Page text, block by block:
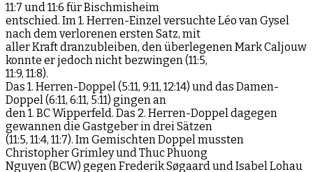
11:7 und 11:6 für Bischmisheim
entschied. Im 1. Herren-Einzel versuchte Léo van Gysel
nach dem verlorenen ersten Satz, mit
aller Kraft dranzubleiben, den überlegenen Mark Caljouw
konnte er jedoch nicht bezwingen (11:5,
11:9, 11:8).
Das 1. Herren-Doppel (5:11, 9:11, 12:14) und das Damen-
Doppel (6:11, 6:11, 5:11) gingen an
den 1. BC Wipperfeld. Das 2. Herren-Doppel dagegen
gewannen die Gastgeber in drei Sätzen
(11:5, 11:4, 11:7). Im Gemischten Doppel mussten
Christopher Grimley und Thuc Phuong
Nguyen (BCW) gegen Frederik Søgaard und Isabel Lohau